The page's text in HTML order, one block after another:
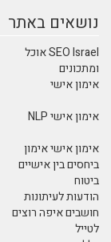
נושאים באתר
SEO Israel אוכל
ומתכונים
אימון אישי
אימון אישי NLP
אימון אישי אימון
ביחסים בין אישיים
ביטוח
הודעות לעיתונות
חושבים איפה רוצים
לטייל